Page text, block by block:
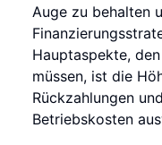
Auge zu behalten
Hauptaspekte,
müssen, ist die
Rückzahlungen
Betriebskosten